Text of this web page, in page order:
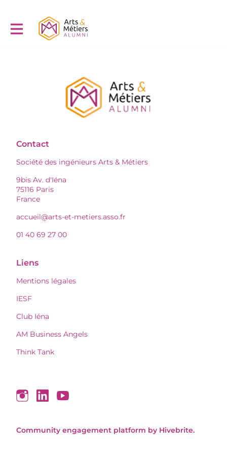
Contact
Société des ingénieurs Arts & Métiers
9bis Av. d'Iéna
75116 Paris
France
accueil@arts-et-metiers.asso.fr
01 40 69 27 00
Liens
Mentions légales
IESF
Club Iéna
AM Business Angels
Think Tank
Community engagement platform by Hivebrite.